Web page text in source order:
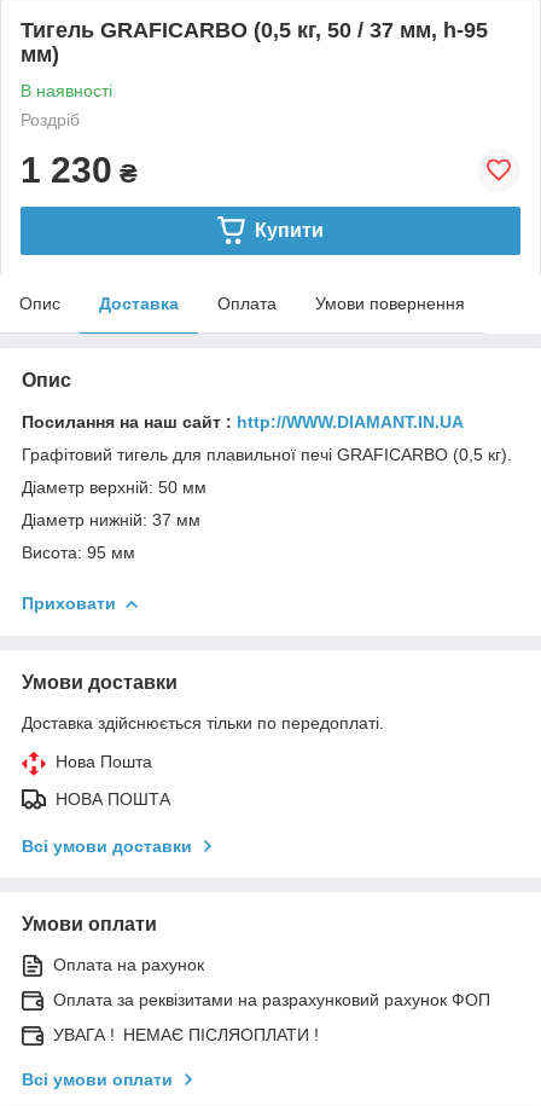
Тигель GRAFICARBO (0,5 кг, 50 / 37 мм, h-95
мм)
В наявності
Роздріб
1 230 ₴
Купити
Опис Доставка Оплата Умови повернення
Опис
Посилання на наш сайт : http://WWW.DIAMANT.IN.UA
Графітовий тигель для плавильної печі GRAFICARBO (0,5 кг).
Діаметр верхній: 50 мм
Діаметр нижній: 37 мм
Висота: 95 мм
Приховати
Умови доставки
Доставка здійснюється тільки по передоплаті.
Нова Пошта
НОВА ПОШТА
Всі умови доставки
Умови оплати
Оплата на рахунок
Оплата за реквізитами на разрахунковий рахунок ФОП
УВАГА ! НЕМАЄ ПІСЛЯОПЛАТИ !
Всі умови оплати